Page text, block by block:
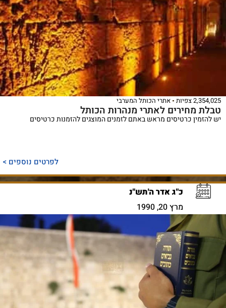
2,354,025 צפיות אתרי הכותל המערבי
טבלת מחירים לאתרי מנהרות הכותל
יש להזמין כרטיסים מראש באתם לזמנים המוצגים להזמנות כרטיסים
לפרטים נוספים >
כ"ג אדר ה'תש"נ
מרץ 20, 1990